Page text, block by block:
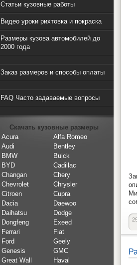
Статьи кузовные работы
Видео уроки рихтовка и покраска
Размеры кузова автомобилей до
2000 года
Заказ размеров и способы оплаты
FAQ Часто задаваемые вопросы
Скачать кузовные размеры
Acura
Alfa Romeo
Audi
Bentley
BMW
Buick
BYD
Cadillac
Changan
Chery
Chevrolet
Chrysler
Citroen
Cupra
Dacia
Daewoo
Daihatsu
Dodge
Dongfeng
Exeed
Ferrari
Fiat
Ford
Geely
Genesis
GMC
Great Wall
Haval